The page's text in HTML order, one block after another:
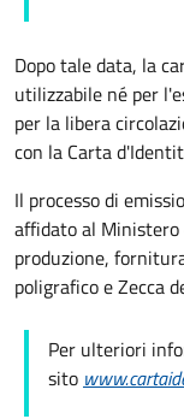
Dopo tale data, la
utilizzabile né per
per la libera
con la Carta
Il processo di
affidato al
produzione,
poligrafico e Zecca
Per ulteriori
sito